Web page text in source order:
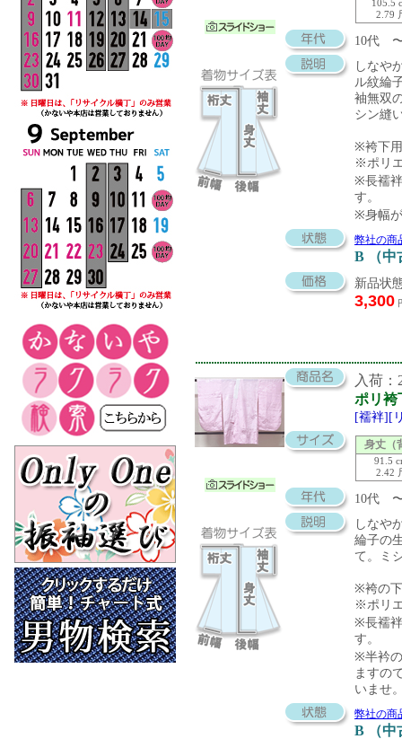
105.5
2.79
10代
しなや
ル紋綸
袖無双
シン縫
※袴下
※ポリ
※長襦
す。
※身幅
弊社の商
B （中
新品状
3,300
入荷：
ポリ袴
[襦袢][
身丈（
91.5
2.42
10代
しなや
綸子の
て。ミ
※袴の
※ポリ
※長襦
す。
※半衿
ますの
いませ
弊社の商
B （中